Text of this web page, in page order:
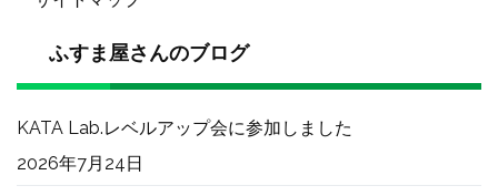
ふすま屋さんのブログ
KATA Lab.レベルアップ会に参加しました
2026年7月24日